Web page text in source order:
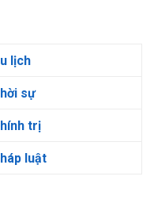
lịch
sự
trị
luật